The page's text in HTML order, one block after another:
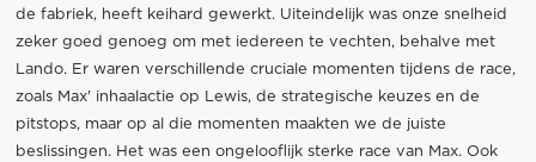
de fabriek, heeft keihard gewerkt. Uiteindelijk was onze snelheid
zeker goed genoeg om met iedereen te vechten, behalve met
Lando. Er waren verschillende cruciale momenten tijdens de race,
zoals Max' inhaalactie op Lewis, de strategische keuzes en de
pitstops, maar op al die momenten maakten we de juiste
beslissingen. Het was een ongelooflijk sterke race van Max. Ook